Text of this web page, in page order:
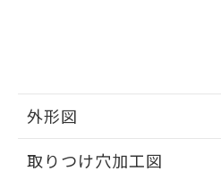
外形図
取りつけ穴加工図
および当社の共同
引・商談に必要な
をご了承ください。
下記の非含有証明書をダ
とができます。
EU RoHS指令（10物質）